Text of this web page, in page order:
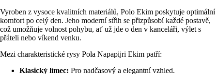
Vyroben z vysoce kvalitních materiálů, Polo Ekim poskytuje optimální
komfort po celý den. Jeho moderní střih se přizpůsobí každé postavě,
což umožňuje volnost pohybu, ať už jde o den v kanceláři, výlet s
přáteli nebo víkend venku.
Mezi charakteristické rysy Pola Napapijri Ekim patří:
Klasický límec: Pro nadčasový a elegantní vzhled.